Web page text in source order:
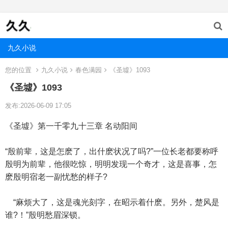
九久小说
您的位置 九久小说 春色满园 《圣墟》1093
《圣墟》1093
发布:2026-06-09 17:05
《圣墟》第一千零九十三章 名动阳间
“殷前辈，这是怎麽了，出什麽状况了吗?”一位长老都要称呼
殷明为前辈，他很吃惊，明明发现一个奇才，这是喜事，怎
麽殷明宿老一副忧愁的样子?
“麻烦大了，这是魂光刻字，在昭示着什麽。另外，楚风是
谁?！”殷明愁眉深锁。